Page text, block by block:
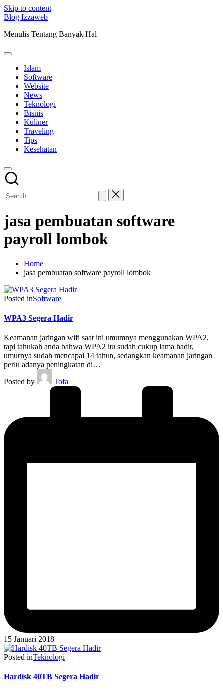
Skip to content
Blog Izzaweb
Menulis Tentang Banyak Hal
Islam
Software
Website
News
Teknologi
Bisnis
Kuliner
Traveling
Tips
Kesehatan
jasa pembuatan software
payroll lombok
Home
jasa pembuatan software payroll lombok
Posted inSoftware
WPA3 Segera Hadir
Keamanan jaringan wifi saat ini umumnya menggunakan WPA2,
tapi tahukah anda bahwa WPA2 itu sudah cukup lama hadir,
umurnya sudah mencapai 14 tahun, sedangkan keamanan jaringan
perlu adanya peningkatan di…
Posted by
Tofa
15 Januari 2018
Posted inTeknologi
Hardisk 40TB Segera Hadir